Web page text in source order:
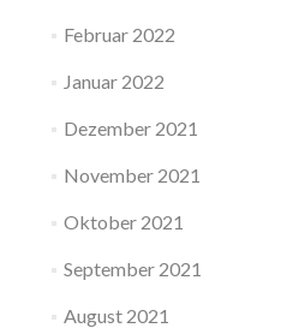
Februar 2022
Januar 2022
Dezember 2021
November 2021
Oktober 2021
September 2021
August 2021